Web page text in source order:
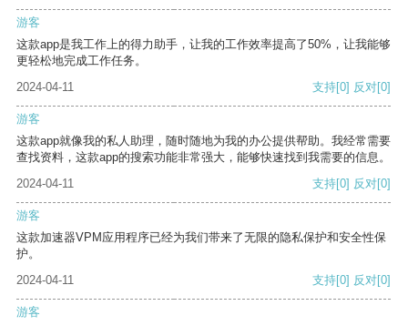
游客
这款app是我工作上的得力助手，让我的工作效率提高了50%，让我能够
更轻松地完成工作任务。
2024-04-11
支持[0] 反对[0]
游客
这款app就像我的私人助理，随时随地为我的办公提供帮助。我经常需要
查找资料，这款app的搜索功能非常强大，能够快速找到我需要的信息。
2024-04-11
支持[0] 反对[0]
游客
这款加速器VPM应用程序已经为我们带来了无限的隐私保护和安全性保
护。
2024-04-11
支持[0] 反对[0]
游客